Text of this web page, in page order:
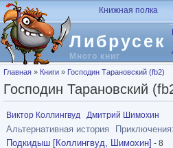
Перейти к основному содержанию
Либрусек
Много книг
Книжная полка
Вы здесь
Главная » Книги » Господин Тарановский (fb2)
Господин Тарановский
Виктор Коллингвуд Дмитрий Шимохин
Альтернативная история
Подкидыш [Коллингвуд, Шимохин] - 8